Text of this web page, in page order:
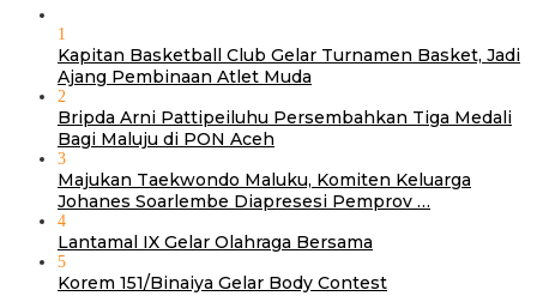
1
Kapitan Basketball Club Gelar Turnamen Basket, Jadi
Ajang Pembinaan Atlet Muda
2
Bripda Arni Pattipeiluhu Persembahkan Tiga Medali
Bagi Maluju di PON Aceh
3
Majukan Taekwondo Maluku, Komiten Keluarga
Johanes Soarlembe Diapresesi Pemprov …
4
Lantamal IX Gelar Olahraga Bersama
5
Korem 151/Binaiya Gelar Body Contest